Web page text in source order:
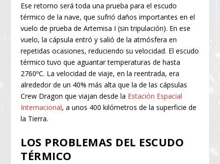
Ese retorno será toda una prueba para el escudo
térmico de la nave, que sufrió daños importantes en el
vuelo de prueba de Artemisa I (sin tripulación). En ese
vuelo, la cápsula entró y salió de la atmósfera en
repetidas ocasiones, reduciendo su velocidad. El escudo
térmico tuvo que aguantar temperaturas de hasta
2760ºC. La velocidad de viaje, en la reentrada, era
alrededor de un 40% más alta que la de las cápsulas
Crew Dragon que viajan desde la Estación Espacial
Internacional, a unos 400 kilómetros de la superficie de
la Tierra.
LOS PROBLEMAS DEL ESCUDO
TÉRMICO